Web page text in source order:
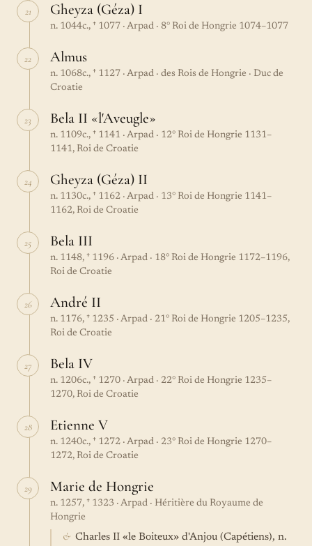
21 Gheyza (Géza) I
n. 1044c., † 1077 · Arpad · 8° Roi de Hongrie 1074–1077
22 Almus
n. 1068c., † 1127 · Arpad · des Rois de Hongrie · Duc de
Croatie
23 Bela II «l'Aveugle»
n. 1109c., † 1141 · Arpad · 12° Roi de Hongrie 1131–
1141, Roi de Croatie
24 Gheyza (Géza) II
n. 1130c., † 1162 · Arpad · 13° Roi de Hongrie 1141–
1162, Roi de Croatie
25 Bela III
n. 1148, † 1196 · Arpad · 18° Roi de Hongrie 1172–1196,
Roi de Croatie
26 André II
n. 1176, † 1235 · Arpad · 21° Roi de Hongrie 1205–1235,
Roi de Croatie
27 Bela IV
n. 1206c., † 1270 · Arpad · 22° Roi de Hongrie 1235–
1270, Roi de Croatie
28 Etienne V
n. 1240c., † 1272 · Arpad · 23° Roi de Hongrie 1270–
1272, Roi de Croatie
29 Marie de Hongrie
n. 1257, † 1323 · Arpad · Héritière du Royaume de
Hongrie
& Charles II «le Boiteux» d'Anjou (Capétiens), n.